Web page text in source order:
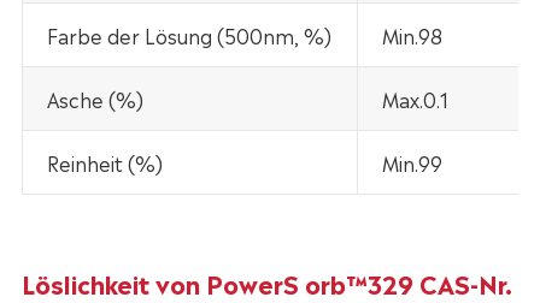
Farbe der Lösung (500nm, %) Min.98
Asche (%) Max.0.1
Reinheit (%) Min.99
Löslichkeit von PowerS orb™329 CAS-Nr.